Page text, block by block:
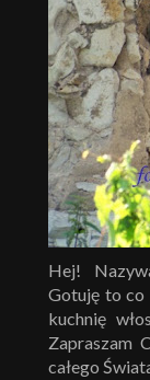
Hej!
Gotuję to co
kuchnię
Zapraszam
całego